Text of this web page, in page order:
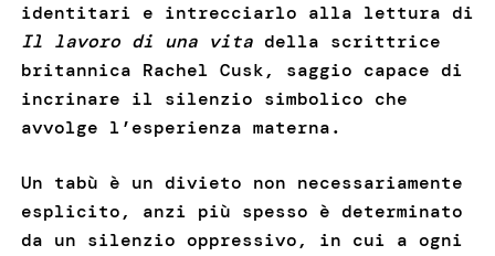
identitari e intrecciarlo alla lettura di
Il lavoro di una vitadella scrittrice
britannica Rachel Cusk, saggio capace di
incrinare il silenzio simbolico che
avvolge l’esperienza materna.
Un tabù è un divieto non necessariamente
esplicito, anzi più spesso è determinato
da un silenzio oppressivo, in cui a ogni